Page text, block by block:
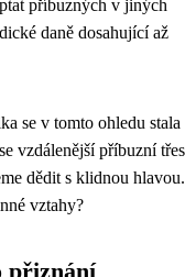
příbuzných v jiných
daně dosahující až
se v tomto ohledu stala
vzdálenější příbuzní
dědit s klidnou
vztahy?
přiznání